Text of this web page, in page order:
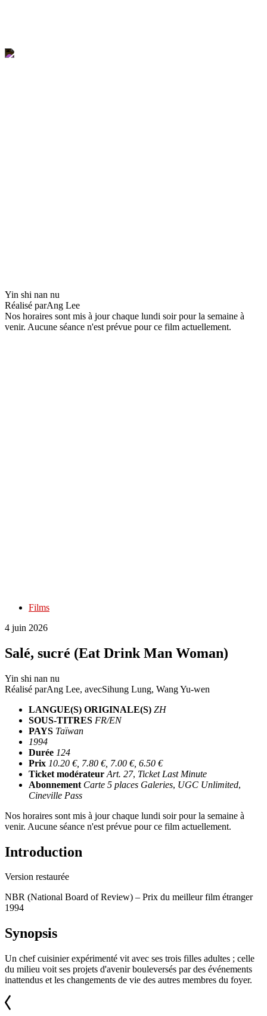
Yin shi nan nu
Réalisé parAng Lee
Nos horaires sont mis à jour chaque lundi soir pour la semaine à
venir. Aucune séance n'est prévue pour ce film actuellement.
Films
4 juin 2026
Salé, sucré (Eat Drink Man Woman)
Yin shi nan nu
Réalisé parAng Lee, avecSihung Lung, Wang Yu-wen
LANGUE(S) ORIGINALE(S) ZH
SOUS-TITRES FR/EN
PAYS Taïwan
1994
Durée 124
Prix 10.20 €, 7.80 €, 7.00 €, 6.50 €
Ticket modérateur Art. 27, Ticket Last Minute
Abonnement Carte 5 places Galeries, UGC Unlimited,
Cineville Pass
Nos horaires sont mis à jour chaque lundi soir pour la semaine à
venir. Aucune séance n'est prévue pour ce film actuellement.
Introduction
Version restaurée
NBR (National Board of Review) – Prix du meilleur film étranger
1994
Synopsis
Un chef cuisinier expérimenté vit avec ses trois filles adultes ; celle
du milieu voit ses projets d'avenir bouleversés par des événements
inattendus et les changements de vie des autres membres du foyer.